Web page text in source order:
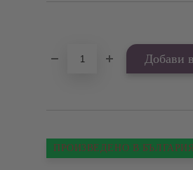
ПРОИЗВЕДЕНО В